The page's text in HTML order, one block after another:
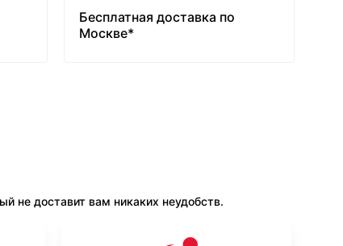
Бесплатная доставка по
Москве*
не доставит вам никаких неудобств.